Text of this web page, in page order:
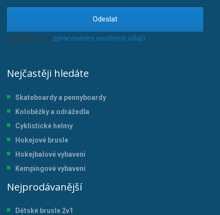
Odeslat
Souhlasím se zpracováním osobních údajů.
Nejčastěji hledáte
Skateboardy a pennyboardy
Koloběžky a odrážedla
Cyklistické helmy
Hokejové brusle
Hokejbalové vybavení
Kempingové vybavení
Nejprodávanější
Dětské brusle 2v1